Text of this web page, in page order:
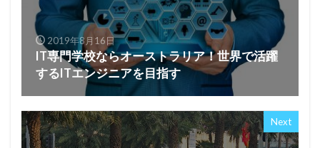
2019年8月16日
IT専門学校ならオーストラリア！世界で活躍
するITエンジニアを目指す
Next